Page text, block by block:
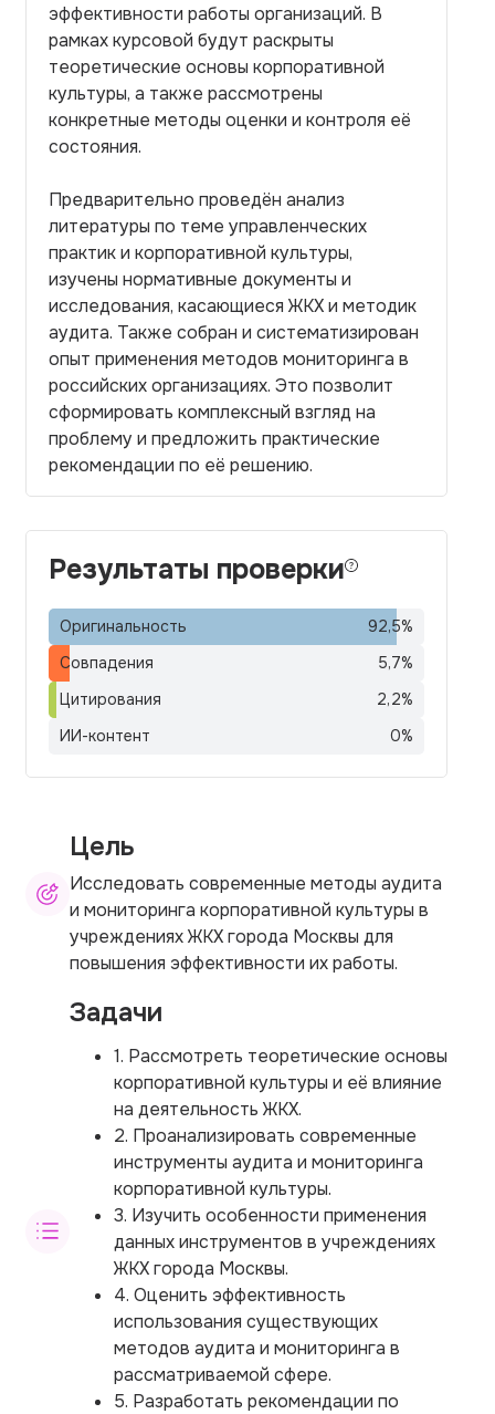
эффективности работы организаций. В
рамках курсовой будут раскрыты
теоретические основы корпоративной
культуры, а также рассмотрены
конкретные методы оценки и контроля её
состояния.
Предварительно проведён анализ
литературы по теме управленческих
практик и корпоративной культуры,
изучены нормативные документы и
исследования, касающиеся ЖКХ и методик
аудита. Также собран и систематизирован
опыт применения методов мониторинга в
российских организациях. Это позволит
сформировать комплексный взгляд на
проблему и предложить практические
рекомендации по её решению.
Результаты проверки
Оригинальность 92,5%
Совпадения
5,7%
Цитирования
2,2%
ИИ-контент
0%
Цель
Исследовать современные методы аудита
и мониторинга корпоративной культуры в
учреждениях ЖКХ города Москвы для
повышения эффективности их работы.
Задачи
1. Рассмотреть теоретические основы
корпоративной культуры и её влияние
на деятельность ЖКХ.
2. Проанализировать современные
инструменты аудита и мониторинга
корпоративной культуры.
3. Изучить особенности применения
данных инструментов в учреждениях
ЖКХ города Москвы.
4. Оценить эффективность
использования существующих
методов аудита и мониторинга в
рассматриваемой сфере.
5. Разработать рекомендации по